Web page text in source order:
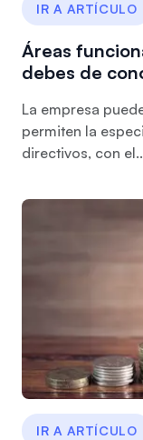
IR A ARTÍCULO
Áreas
debes de
La empresa
permiten la
directivos, con
IR A ARTÍCULO